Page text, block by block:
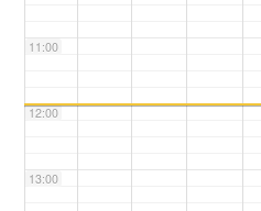
11:00
12:00
13:00